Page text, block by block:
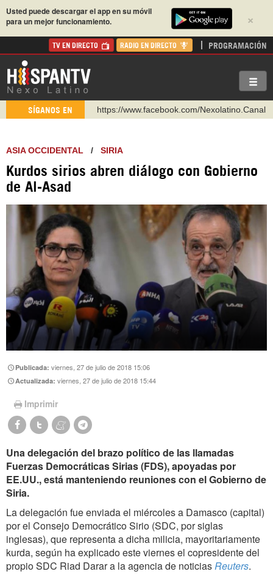
×
Usted puede descargar el app en su móvil
para un mejor funcionamiento.
TV EN DIRECTO RADIO EN DIRECTO PROGRAMACIÓN
SÍGANOS EN
https://www.youtube.com/@nexo_latino
https://t.me/hispantvcanal
https://urmedium.com/c/hispantv
https://www.facebook.com/Nexolatino.Canal
ASIA OCCIDENTAL / SIRIA
Kurdos sirios abren diálogo con Gobierno
de Al-Asad
Publicada:viernes, 27 de julio de 2018 15:06
Actualizada:viernes, 27 de julio de 2018 15:44
Imprimir
Una delegación del brazo político de las llamadas
Fuerzas Democráticas Sirias (FDS), apoyadas por
EE.UU., está manteniendo reuniones con el Gobierno de
Siria.
La delegación fue enviada el miércoles a Damasco (capital)
por el Consejo Democrático Sirio (SDC, por siglas
inglesas), que representa a dicha milicia, mayoritariamente
kurda, según ha explicado este viernes el copresidente del
propio SDC Riad Darar a la agencia de noticiasReuters.